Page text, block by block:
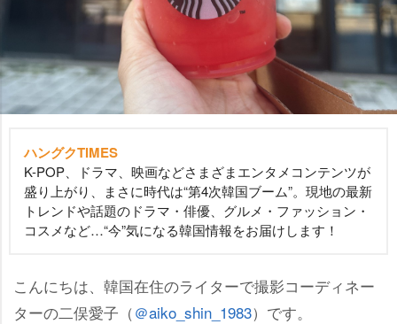
ハングクTIMES
K-POP、ドラマ、映画などさまざまエンタメコンテンツが
盛り上がり、まさに時代は“第4次韓国ブーム”。現地の最新
トレンドや話題のドラマ・俳優、グルメ・ファッション・
コスメなど…“今”気になる韓国情報をお届けします！
こんにちは、韓国在住のライターで撮影コーディネー
ターの二俣愛子（＠aiko_shin_1983）です。